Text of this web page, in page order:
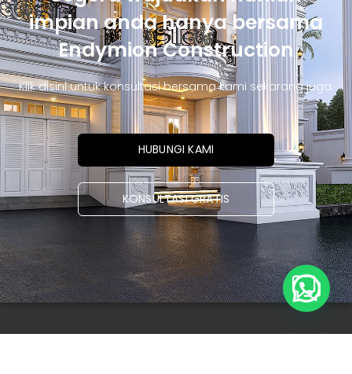
impian anda hanya bersama
Endymion Construction
Klik disini untuk konsultasi bersama kami sekarang juga.
HUBUNGI KAMI
KONSULTASI GRATIS
Buka Whatsapp